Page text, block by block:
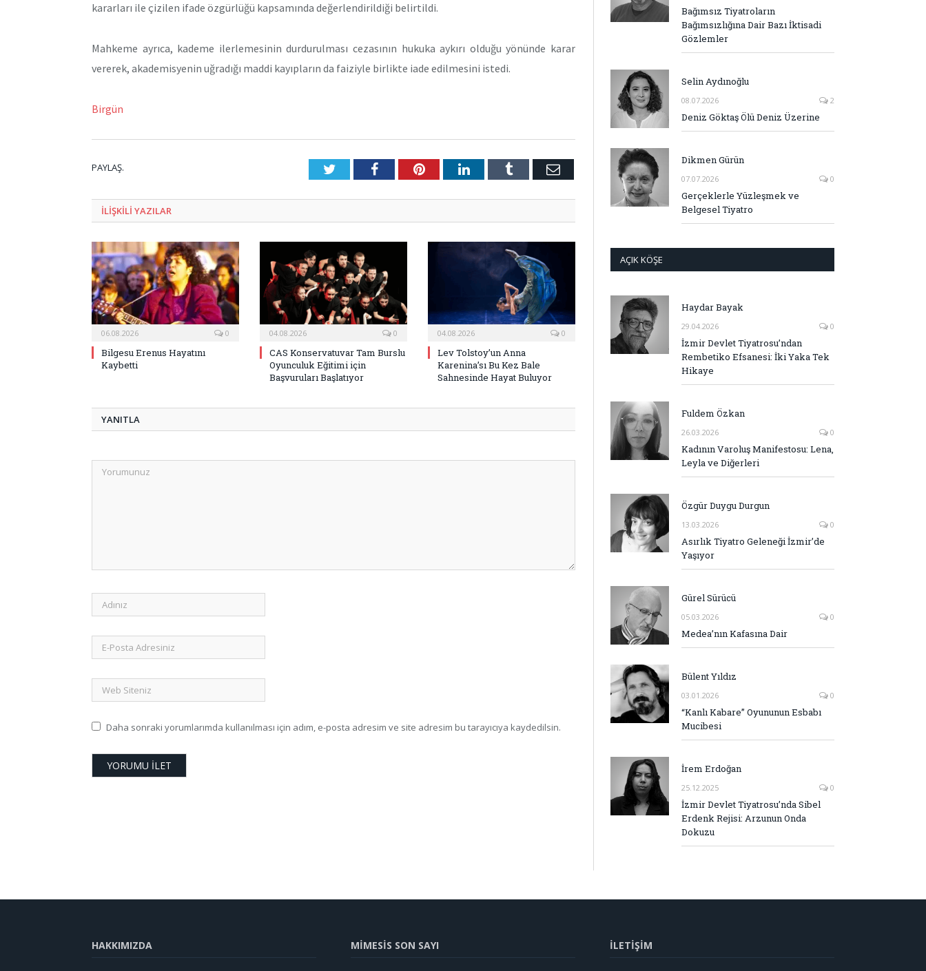
kararları ile çizilen ifade özgürlüğü kapsamında değerlendirildiği belirtildi.
Mahkeme ayrıca, kademe ilerlemesinin durdurulması cezasının hukuka aykırı olduğu yönünde karar
vererek, akademisyenin uğradığı maddi kayıpların da faiziyle birlikte iade edilmesini istedi.
Birgün
PAYLAŞ. TwitterFacebookPinterestLinkedInTumblr E-
ILIŞKILI YAZILAR
06.08.2026 0
Bilgesu Erenus Hayatını
Kaybetti
04.08.2026 0
CAS Konservatuvar Tam Burslu
Oyunculuk Eğitimi için
Başvuruları Başlatıyor
04.08.2026 0
Lev Tolstoy’un Anna
Karenina’sı Bu Kez Bale
Sahnesinde Hayat Buluyor
YANITLA
Daha sonraki yorumlarımda kullanılması için adım, e-posta adresim ve site adresim bu tarayıcıya kaydedilsin.
Bağımsız Tiyatroların
Bağımsızlığına Dair Bazı İktisadi
Gözlemler
Selin Aydınoğlu
08.07.2026 2
Deniz Göktaş Ölü Deniz Üzerine
Dikmen Gürün
07.07.2026 0
Gerçeklerle Yüzleşmek ve
Belgesel Tiyatro
AÇIK KÖŞE
Haydar Bayak
29.04.2026 0
İzmir Devlet Tiyatrosu’ndan
Rembetiko Efsanesi: İki Yaka Tek
Hikaye
Fuldem Özkan
26.03.2026 0
Kadının Varoluş Manifestosu: Lena,
Leyla ve Diğerleri
Özgür Duygu Durgun
13.03.2026 0
Asırlık Tiyatro Geleneği İzmir’de
Yaşıyor
Gürel Sürücü
05.03.2026 0
Medea’nın Kafasına Dair
Bülent Yıldız
03.01.2026 0
“Kanlı Kabare” Oyununun Esbabı
Mucibesi
İrem Erdoğan
25.12.2025 0
İzmir Devlet Tiyatrosu’nda Sibel
Erdenk Rejisi: Arzunun Onda
Dokuzu
HAKKIMIZDA MİMESİS SON SAYI İLETİŞİM